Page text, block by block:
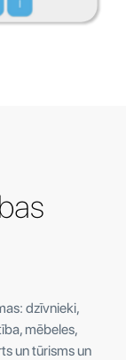
dzīvnieki,
mēbeles,
un tūrisms un